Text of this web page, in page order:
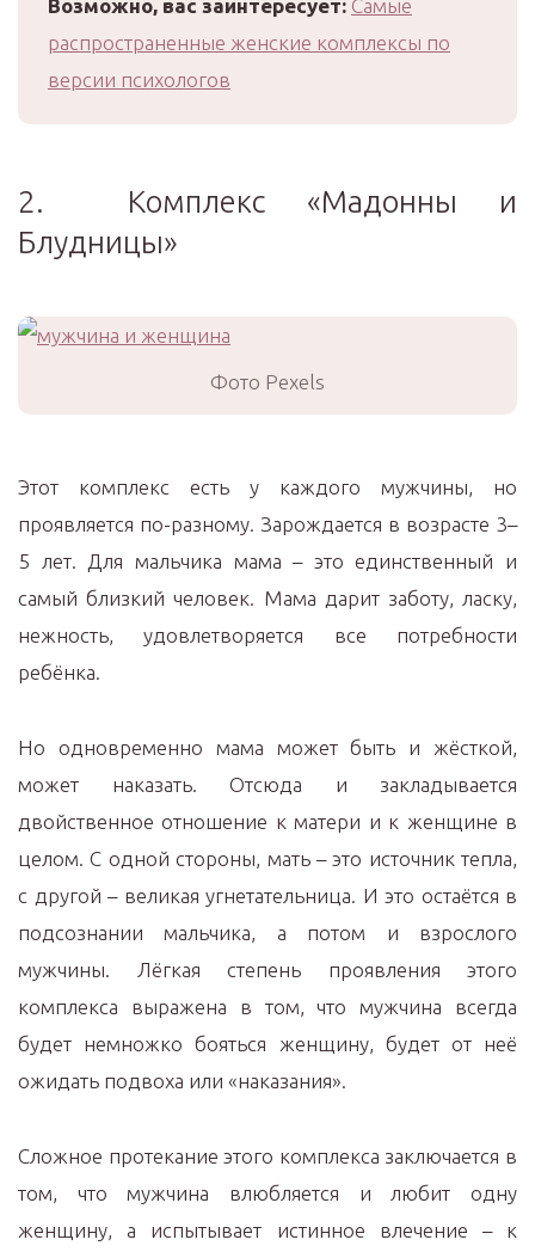
Возможно, вас заинтересует: Самые
распространенные женские комплексы по
версии психологов
2. Комплекс «Мадонны и
Блудницы»
Фото Pexels
Этот комплекс есть у каждого мужчины, но
проявляется по-разному. Зарождается в возрасте 3–
5 лет. Для мальчика мама – это единственный и
самый близкий человек. Мама дарит заботу, ласку,
нежность, удовлетворяется все потребности
ребёнка.
Но одновременно мама может быть и жёсткой,
может наказать. Отсюда и закладывается
двойственное отношение к матери и к женщине в
целом. С одной стороны, мать – это источник тепла,
с другой – великая угнетательница. И это остаётся в
подсознании мальчика, а потом и взрослого
мужчины. Лёгкая степень проявления этого
комплекса выражена в том, что мужчина всегда
будет немножко бояться женщину, будет от неё
ожидать подвоха или «наказания».
Сложное протекание этого комплекса заключается в
том, что мужчина влюбляется и любит одну
женщину, а испытывает истинное влечение – к